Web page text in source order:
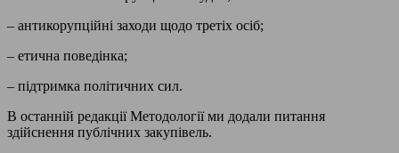
– антикорупційні заходи щодо третіх осіб;
– етична поведінка;
– підтримка політичних сил.
В останній редакції Методології ми додали питання
здійснення публічних закупівель.